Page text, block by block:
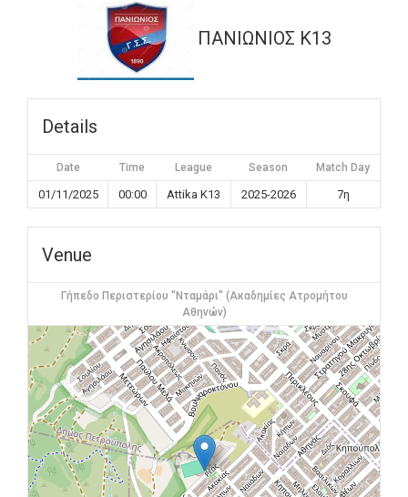
ΠΑΝΙΩΝΙΟΣ K13
Details
Date Time League Season Match Day
01/11/2025 00:00 Attika K13 2025-2026 7η
Venue
Γήπεδο Περιστερίου "Νταμάρι" (Ακαδημίες Ατρομήτου
Αθηνών)